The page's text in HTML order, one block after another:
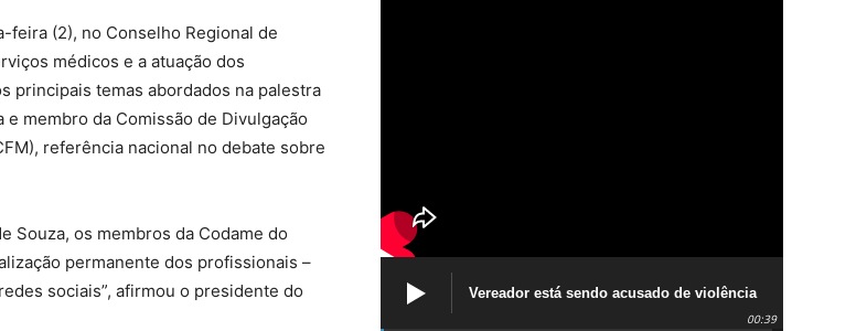
feira (2), no Conselho Regional de
médicos e a atuação dos
principais temas abordados na palestra
membro da Comissão de Divulgação
referência nacional no debate sobre
Souza, os membros da Codame do
permanente dos profissionais –
sociais”, afirmou o presidente do
Vereador está sendo acusado de violência
política de gênero contra a prefeita Lucinha
00:39